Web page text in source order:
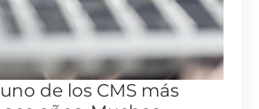
de los CMS más